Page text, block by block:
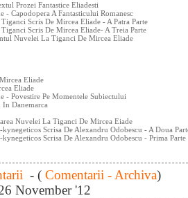
Prozei Fantastice Eliadesti
- Capodopera A Fantasticului Romanesc
Scris De Mircea Eliade - A Patra Parte
Scris De Mircea Eliade- A Treia Parte
Nuvelei La Tiganci De Mircea Eliade
Eliade
Eliade
- Povestire Pe Momentele Subiectului
In Danemarca
Nuvelei La Tiganci De Mircea Eiade
Scrisa De Alexandru Odobescu - A Doua
Scrisa De Alexandru Odobescu - Prima Parte
- ( Comentarii - Archiva)
November '12